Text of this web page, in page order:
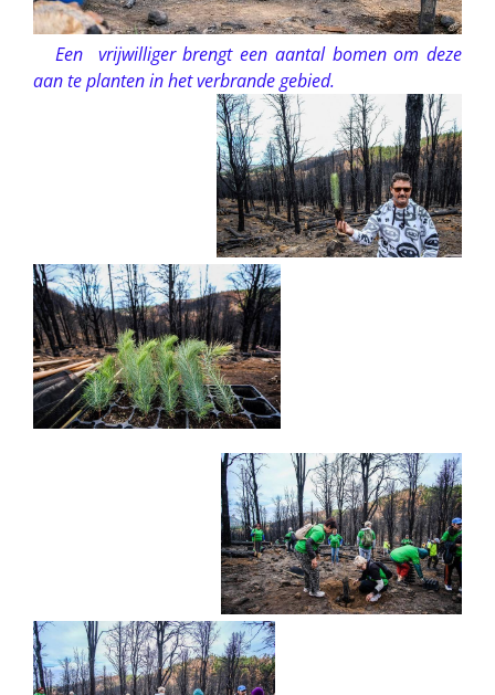
Een vrijwilliger brengt een aantal bomen om deze
aan te planten in het verbrande gebied.